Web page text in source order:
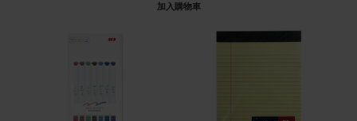
加入購物車